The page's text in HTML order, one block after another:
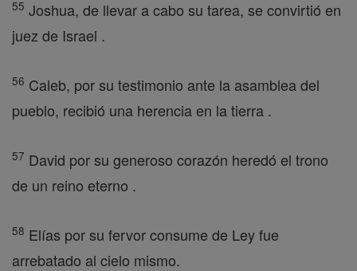
55 Joshua, de llevar a cabo su tarea, se convirtió en
juez de Israel .
56 Caleb, por su testimonio ante la asamblea del
pueblo, recibió una herencia en la tierra .
57 David por su generoso corazón heredó el trono
de un reino eterno .
58 Elías por su fervor consume de Ley fue
arrebatado al cielo mismo.